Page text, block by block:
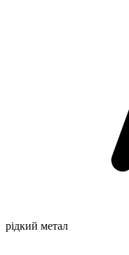
рідкий метал